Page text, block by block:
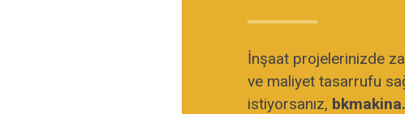
İnşaat projelerinizde
ve maliyet tasarrufu
istiyorsanız,